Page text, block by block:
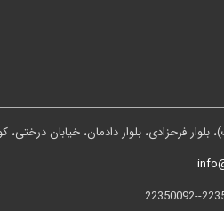
دادمان، خیابان درختی، کوچه ثقفی، پلاک ۱۶، ساختمان ستادی دانشگاه